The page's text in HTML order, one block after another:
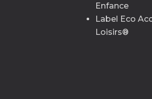
Enfance
Label Eco
Loisirs®